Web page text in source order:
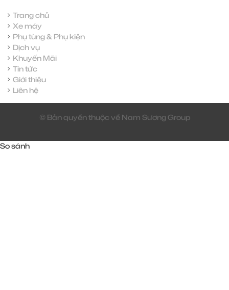
Trang chủ
Xe máy
Phụ tùng & Phụ kiện
Dịch vụ
Khuyến Mãi
Tin tức
Giới thiệu
Liên hệ
© Bản quyền thuộc về Nam Sương Group
So sánh